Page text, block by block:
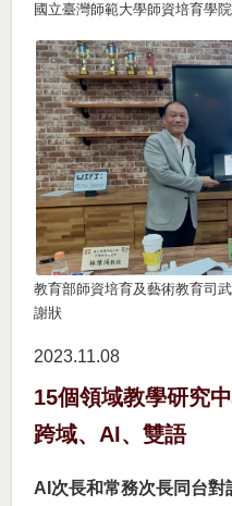
國立臺灣師範大學師資培育學
教育部師資培育及藝術教育司
謝狀
2023.11 08
15個領域教學研究
跨域、AI、雙語
AI次長和常務次長同台